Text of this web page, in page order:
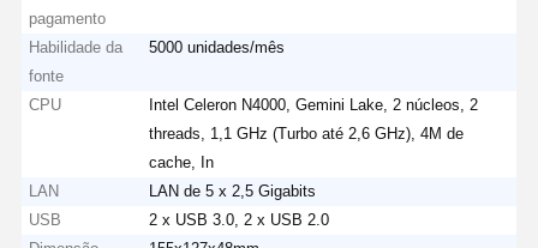
pagamento
Habilidade da
fonte
5000 unidades/mês
CPU
Intel Celeron N4000, Gemini Lake, 2 núcleos, 2
threads, 1,1 GHz (Turbo até 2,6 GHz), 4M de
cache, In
LAN
LAN de 5 x 2,5 Gigabits
USB
2 x USB 3.0, 2 x USB 2.0